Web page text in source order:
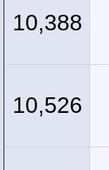
10,388
10,526